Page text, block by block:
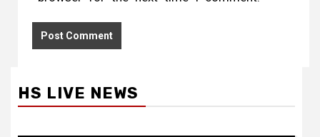
HS LIVE NEWS